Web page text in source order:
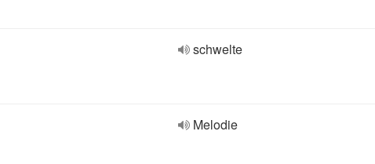
schwelte
Melodie